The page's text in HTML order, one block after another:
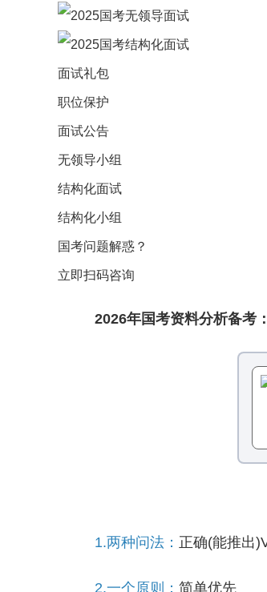
面试礼包
职位保护
面试公告
无领导小组
结构化面试
结构化小组
国考问题解惑？
立即扫码咨询
2026年国考资料分析备考
1.两种问法： 正确(能推出
2.一个原则： 简单优先